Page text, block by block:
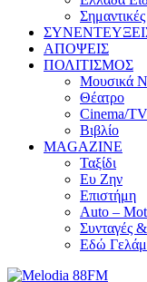
Σημαντικές
ΑΠΟΨΕΙΣ
ΠΟΛΙΤΙΣΜΟΣ
Μουσικά
Θέατρο
Cinema/TV
Βιβλίο
MAGAZINE
Ταξίδι
Ευ Ζην
Επιστήμη
Auto –
Συνταγές
Εδώ